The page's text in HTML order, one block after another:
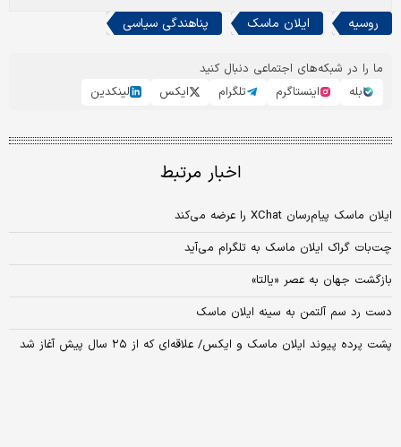
روسیه ایلان ماسک پناهندگی سیاسی
ما را در شبکه‌های اجتماعی دنبال کنید
بله
اینستاگرم تلگرام ایکس لینکدین
اخبار مرتبط
ایلان ماسک پیام‌رسان XChat را عرضه می‌کند
چت‌بات گراک ایلان ماسک به تلگرام می‌آید
بازگشت جهان به عصر «یالتا»
دست رد سم آلتمن به سینه ایلان ماسک
پشت پرده پیوند ایلان ماسک و ایکس/ علاقه‌ای که از ۲۵ سال پیش آغاز شد